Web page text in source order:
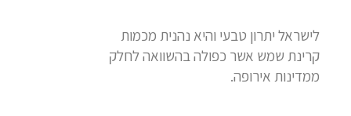
לישראל יתרון טבעי והיא נהנית מכמות
קרינת שמש אשר כפולה בהשוואה לחלק
ממדינות אירופה.